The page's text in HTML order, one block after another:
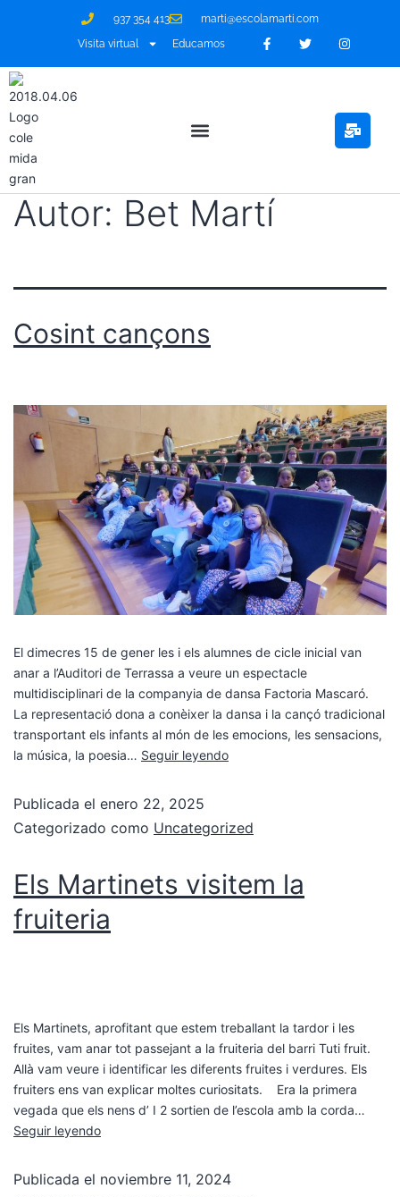
937 354 413
marti@escolamarti.com
Visita virtual
Educamos
Autor: Bet Martí
Cosint cançons
El dimecres 15 de gener les i els alumnes de cicle inicial van
anar a l’Auditori de Terrassa a veure un espectacle
multidisciplinari de la companyia de dansa Factoria Mascaró.
La representació dona a conèixer la dansa i la cançó tradicional
transportant els infants al món de les emocions, les sensacions,
la música, la poesia… Seguir leyendo
Publicada el enero 22, 2025
Categorizado como Uncategorized
Els Martinets visitem la
fruiteria
Els Martinets, aprofitant que estem treballant la tardor i les
fruites, vam anar tot passejant a la fruiteria del barri Tuti fruit.
Allà vam veure i identificar les diferents fruites i verdures. Els
fruiters ens van explicar moltes curiositats. Era la primera
vegada que els nens d’ I 2 sortien de l’escola amb la corda…
Seguir leyendo
Publicada el noviembre 11, 2024